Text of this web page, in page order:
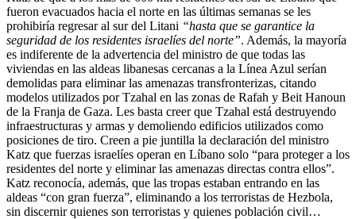
fueron evacuados hacia el norte en las últimas semanas se les
prohibiría regresar al sur del Litani “hasta que se garantice la
seguridad de los residentes israelíes del norte”. Además, la mayoría
es indiferente de la advertencia del ministro de que todas las
viviendas en las aldeas libanesas cercanas a la Línea Azul serían
demolidas para eliminar las amenazas transfronterizas, citando
modelos utilizados por Tzahal en las zonas de Rafah y Beit Hanoun
de la Franja de Gaza. Les basta creer que Tzahal está destruyendo
infraestructuras y armas y demoliendo edificios utilizados como
posiciones de tiro. Creen a pie juntilla la declaración del ministro
Katz que fuerzas israelíes operan en Líbano solo “para proteger a los
residentes del norte y eliminar las amenazas directas contra ellos”.
Katz reconocía, además, que las tropas estaban entrando en las
aldeas “con gran fuerza”, eliminando a los terroristas de Hezbola,
sin discernir quienes son terroristas y quienes población civil…